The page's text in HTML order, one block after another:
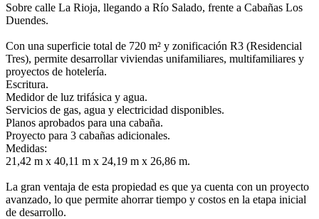
Sobre calle La Rioja, llegando a Río Salado, frente a Cabañas Los
Duendes.
Con una superficie total de 720 m² y zonificación R3 (Residencial
Tres), permite desarrollar viviendas unifamiliares, multifamiliares y
proyectos de hotelería.
Escritura.
Medidor de luz trifásica y agua.
Servicios de gas, agua y electricidad disponibles.
Planos aprobados para una cabaña.
Proyecto para 3 cabañas adicionales.
Medidas:
21,42 m x 40,11 m x 24,19 m x 26,86 m.
La gran ventaja de esta propiedad es que ya cuenta con un proyecto
avanzado, lo que permite ahorrar tiempo y costos en la etapa inicial
de desarrollo.